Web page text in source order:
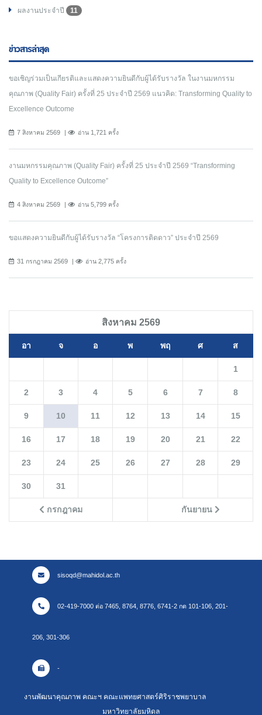
ผลงานประจำปี 11
ข่าวสารล่าสุด
ขอเชิญร่วมเป็นเกียรติและแสดงความยินดีกับผู้ได้รับรางวัล ในงานมหกรรม
คุณภาพ (Quality Fair) ครั้งที่ 25 ประจำปี 2569 แนวคิด: Transforming Quality to
Excellence Outcome
7 สิงหาคม 2569 อ่าน 1,721 ครั้ง
งานมหกรรมคุณภาพ (Quality Fair) ครั้งที่ 25 ประจำปี 2569 “Transforming
Quality to Excellence Outcome”
4 สิงหาคม 2569 อ่าน 5,799 ครั้ง
ขอแสดงความยินดีกับผู้ได้รับรางวัล “โครงการติดดาว” ประจำปี 2569
31 กรกฎาคม 2569 อ่าน 2,775 ครั้ง
สิงหาคม 2569
อา จ อ พ พฤ ศ ส
กรกฎาคม กันยายน
1
2 3 4 5 6 7 8
9 10 11 12 13 14 15
16 17 18 19 20 21 22
23 24 25 26 27 28 29
30 31
sisoqd@mahidol.ac.th
02-419-7000 ต่อ 7465, 8764, 8776, 6741-2 กด 101-106, 201-
206, 301-306
-
งานพัฒนาคุณภาพ คณะฯ คณะแพทยศาสตร์ศิริราชพยาบาล
มหาวิทยาลัยมหิดล